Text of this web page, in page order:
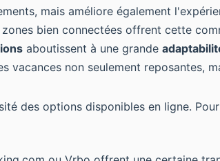
mais améliore également
bien connectées offrent cette
aboutissent à une grande
non seulement reposantes,
des options disponibles en ligne.